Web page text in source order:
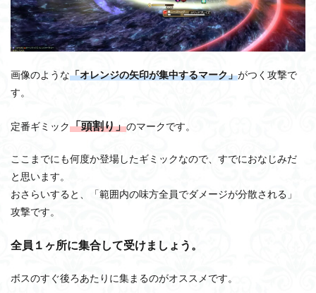
画像のような「オレンジの矢印が集中するマーク」がつく攻撃で
す。
定番ギミック「頭割り」のマークです。
ここまでにも何度か登場したギミックなので、すでにおなじみだ
と思います。
おさらいすると、「範囲内の味方全員でダメージが分散される」
攻撃です。
全員１ヶ所に集合して受けましょう。
ボスのすぐ後ろあたりに集まるのがオススメです。